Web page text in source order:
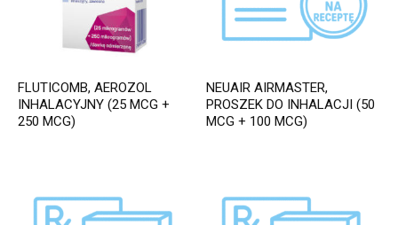
FLUTICOMB, AEROZOL
INHALACYJNY (25 MCG +
250 MCG)
NEUAIR AIRMASTER,
PROSZEK DO INHALACJI (50
MCG + 100 MCG)